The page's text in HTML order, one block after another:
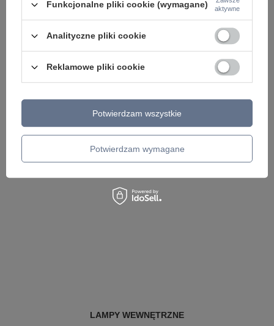
LAMPY WEWNĘTRZNE
Funkcjonalne pliki cookie (wymagane)
aktywne
Analityczne pliki cookie
Reklamowe pliki cookie
Potwierdzam wymagane
Potwierdzam wszystkie